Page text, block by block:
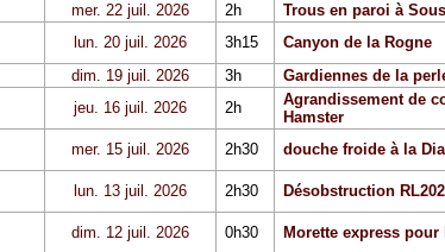
mer. 22 juil. 2026
2h Trous en paroi à
lun. 20 juil. 2026 3h15 Canyon de la Rogne
dim. 19 juil. 2026 3h Gardiennes de la
jeu. 16 juil. 2026
2h
Agrandissement de
Hamster
mer. 15 juil. 2026 2h30 douche froide à la
lun. 13 juil. 2026 2h30 Désobstruction
dim. 12 juil. 2026 0h30 Morette express pour